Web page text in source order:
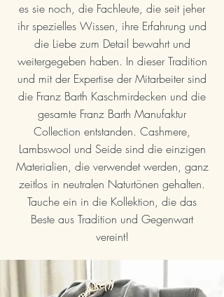
es sie noch, die Fachleute, die seit jeher
ihr spezielles Wissen, ihre Erfahrung und
die Liebe zum Detail bewahrt und
weitergegeben haben. In dieser Tradition
und mit der Expertise der Mitarbeiter sind
die Franz Barth Kaschmirdecken und die
gesamte Franz Barth Manufaktur
Collection entstanden. Cashmere,
Lambswool und Seide sind die einzigen
Materialien, die verwendet werden, ganz
zeitlos in neutralen Naturtönen gehalten.
Tauche ein in die Kollektion, die das
Beste aus Tradition und Gegenwart
vereint!